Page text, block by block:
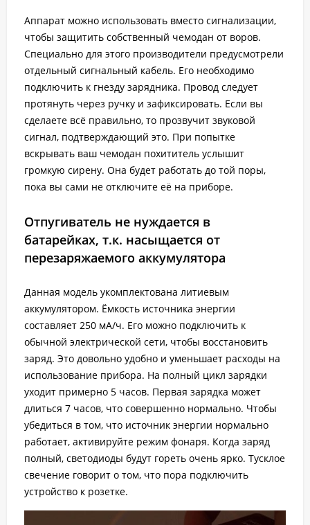
Аппарат можно использовать вместо сигнализации,
чтобы защитить собственный чемодан от воров.
Специально для этого производители предусмотрели
отдельный сигнальный кабель. Его необходимо
подключить к гнезду зарядника. Провод следует
протянуть через ручку и зафиксировать. Если вы
сделаете всё правильно, то прозвучит звуковой
сигнал, подтверждающий это. При попытке
вскрывать ваш чемодан похититель услышит
громкую сирену. Она будет работать до той поры,
пока вы сами не отключите её на приборе.
Отпугиватель не нуждается в
батарейках, т.к. насыщается от
перезаряжаемого аккумулятора
Данная модель укомплектована литиевым
аккумулятором. Ёмкость источника энергии
составляет 250 мА/ч. Его можно подключить к
обычной электрической сети, чтобы восстановить
заряд. Это довольно удобно и уменьшает расходы на
использование прибора. На полный цикл зарядки
уходит примерно 5 часов. Первая зарядка может
длиться 7 часов, что совершенно нормально. Чтобы
убедиться в том, что источник энергии нормально
работает, активируйте режим фонаря. Когда заряд
полный, светодиоды будут гореть очень ярко. Тусклое
свечение говорит о том, что пора подключить
устройство к розетке.